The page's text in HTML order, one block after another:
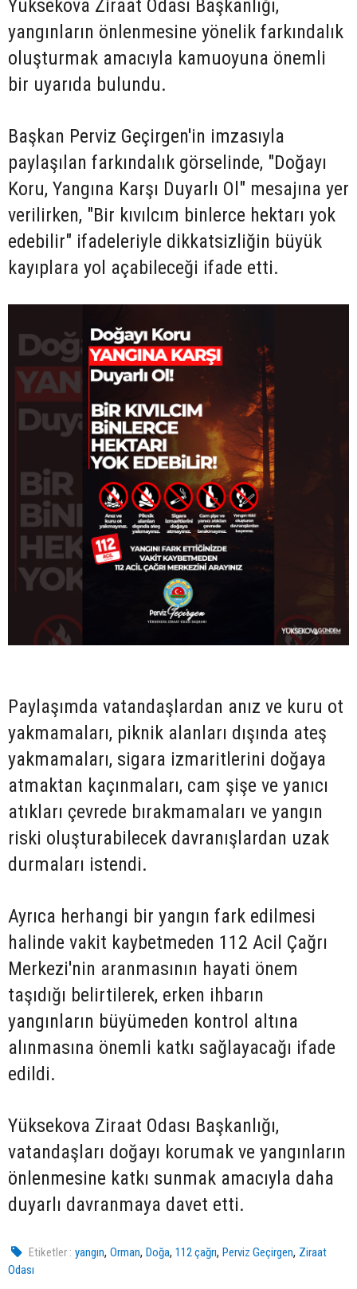
Yüksekova Ziraat Odası Başkanlığı,
yangınların önlenmesine yönelik farkındalık
oluşturmak amacıyla kamuoyuna önemli
bir uyarıda bulundu.
Başkan Perviz Geçirgen'in imzasıyla
paylaşılan farkındalık görselinde, "Doğayı
Koru, Yangına Karşı Duyarlı Ol" mesajına yer
verilirken, "Bir kıvılcım binlerce hektarı yok
edebilir" ifadeleriyle dikkatsizliğin büyük
kayıplara yol açabileceği ifade etti.
Paylaşımda vatandaşlardan anız ve kuru ot
yakmamaları, piknik alanları dışında ateş
yakmamaları, sigara izmaritlerini doğaya
atmaktan kaçınmaları, cam şişe ve yanıcı
atıkları çevrede bırakmamaları ve yangın
riski oluşturabilecek davranışlardan uzak
durmaları istendi.
Ayrıca herhangi bir yangın fark edilmesi
halinde vakit kaybetmeden 112 Acil Çağrı
Merkezi'nin aranmasının hayati önem
taşıdığı belirtilerek, erken ihbarın
yangınların büyümeden kontrol altına
alınmasına önemli katkı sağlayacağı ifade
edildi.
Yüksekova Ziraat Odası Başkanlığı,
vatandaşları doğayı korumak ve yangınların
önlenmesine katkı sunmak amacıyla daha
duyarlı davranmaya davet etti.
Etiketler : yangın,Orman,Doğa,112 çağrı,Perviz Geçirgen, Ziraat
Odası